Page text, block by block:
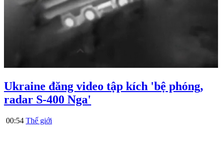
Ukraine đăng video tập kích 'bệ phóng,
radar S-400 Nga'
00:54 Thế giới